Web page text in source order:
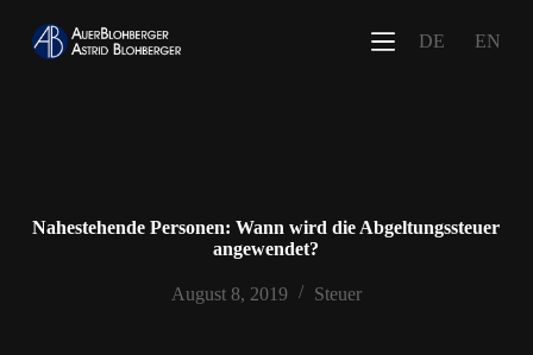
u
p
DE EN
Nahestehende Personen: Wann wird die Abgeltungssteuer
angewendet?
August 8, 2019 Steuer